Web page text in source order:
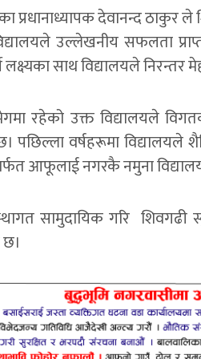
प्रधानाध्यापक देवानन्द ठाकुर
उल्लेखनीय सफलता
लक्ष्यका साथ विद्यालयले
रहेको उक्त विद्यालयले
पछिल्ला वर्षहरूमा विद्यालयले
आफूलाई नगरकै नमुना
सामुदायिक गरि शिवगढी